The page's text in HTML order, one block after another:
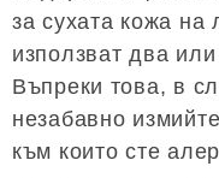
за сухата кожа на
използват два
Въпреки това, в
незабавно
към които сте